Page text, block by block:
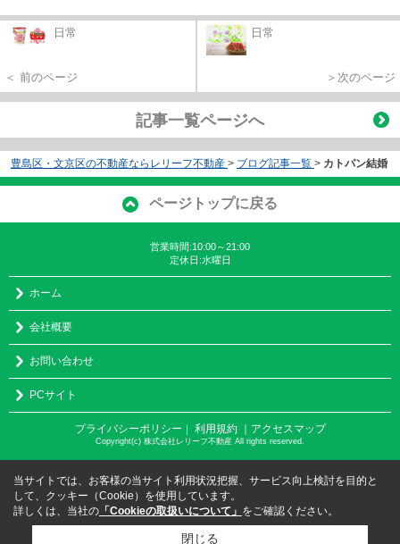
日常
＜ 前のページ
日常
＞次のページ
記事一覧ページへ
豊島区・文京区の不動産ならレリーフ不動産 > ブログ記事一覧 > カトパン結婚
ページトップに戻る
営業時間:10:00～21:00
定休日:水曜日
ホーム
会社概要
お問い合わせ
PCサイト
プライバシーポリシー 利用規約 ｜アクセスマップ
Copyright(c) 株式会社レリーフ不動産 All rights reserved.
当サイトでは、お客様の当サイト利用状況把握、サービス向上検討を目的と
して、クッキー（Cookie）を使用しています。
詳しくは、当社の 「Cookieの取扱いについて」 をご確認ください。
閉じる